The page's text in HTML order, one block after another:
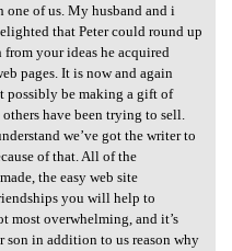
one of us. My husband and i
that Peter could round up
from your ideas he acquired
pages. It is now and again
possibly be making a gift of
have been trying to sell.
we’ve got the writer to
of that. All of the
the easy web site
you will help to
most overwhelming, and it’s
son in addition to us reason why